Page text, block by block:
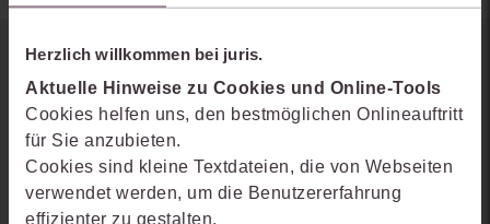
Herzlich willkommen bei juris.
Aktuelle Hinweise zu Cookies und Online-Tools
Cookies helfen uns, den bestmöglichen Onlineauftritt
für Sie anzubieten.
Cookies sind kleine Textdateien, die von Webseiten
verwendet werden, um die Benutzererfahrung
effizienter zu gestalten.
Sie kennen juris noch nicht?
Erhalten Sie einen Einblick, wie juris das Rechts- und
Praxiswissensmanagement der Zukunft gestaltet, welche
Möglichkeiten Ihnen das juris Portal bietet und wie mit juris Ihre
Arbeitsprozesse einfacher und effizienter werden.